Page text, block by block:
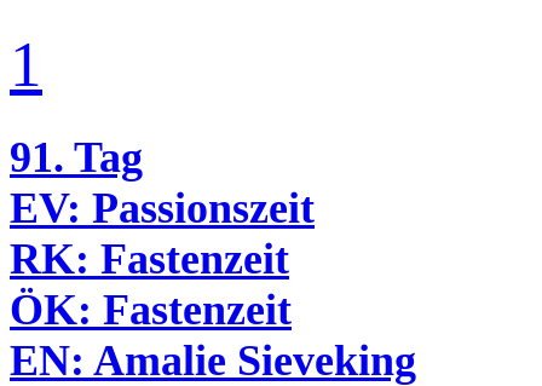
1
91. Tag
EV: Passionszeit
RK: Fastenzeit
ÖK: Fastenzeit
EN: Amalie Sieveking